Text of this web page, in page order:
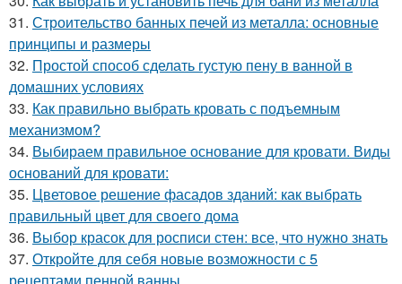
31. Строительство банных печей из металла: основные
принципы и размеры
32. Простой способ сделать густую пену в ванной в
домашних условиях
33. Как правильно выбрать кровать с подъемным
механизмом?
34. Выбираем правильное основание для кровати. Виды
оснований для кровати:
35. Цветовое решение фасадов зданий: как выбрать
правильный цвет для своего дома
36. Выбор красок для росписи стен: все, что нужно знать
37. Откройте для себя новые возможности с 5
рецептами пенной ванны